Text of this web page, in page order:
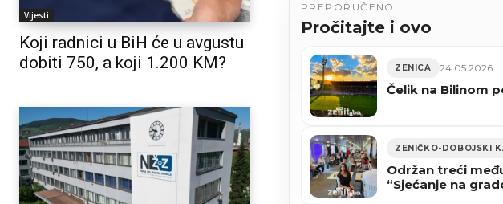
Vijesti
Koji radnici u BiH će u avgustu
dobiti 750, a koji 1.200 KM?
PREPORUČENO
Pročitajte i ovo
ZENICA 24.05.2026
Čelik na Bilinom
ZENIČKO-DOBOJSKI
Održan treći
“Sjećanje na